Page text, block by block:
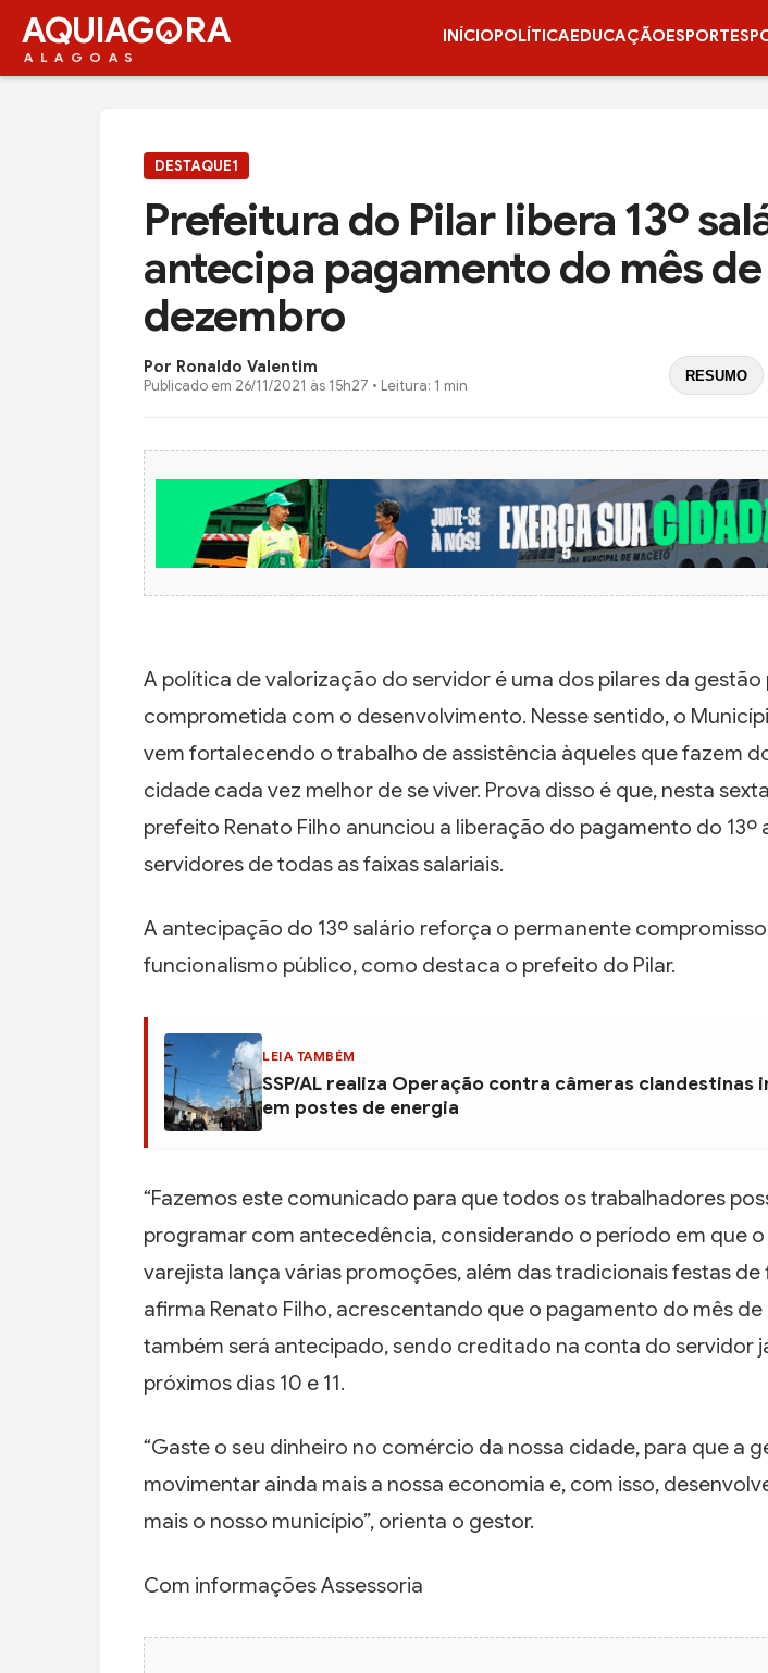
AQUIAG RA
ALAGOAS
INÍCIOPOLÍTICAEDUCAÇÃOESPORTES
DESTAQUE1
Prefeitura do Pilar libera 13º
antecipa pagamento do mês de
dezembro
Por Ronaldo Valentim
Publicado em 26/11/2021 às 15h27 • Leitura: 1 min
RESUMO
A política de valorização do servidor é uma dos pilares da gestão
comprometida com o desenvolvimento. Nesse sentido, o
vem fortalecendo o trabalho de assistência àqueles que fazem
cidade cada vez melhor de se viver. Prova disso é que, nesta
prefeito Renato Filho anunciou a liberação do pagamento do 13º
servidores de todas as faixas salariais.
A antecipação do 13º salário reforça o permanente
funcionalismo público, como destaca o prefeito do Pilar.
LEIA TAMBÉM
SSP/AL realiza Operação contra câmeras clandestinas
em postes de energia
“Fazemos este comunicado para que todos os trabalhadores
programar com antecedência, considerando o período em que
varejista lança várias promoções, além das tradicionais festas de
afirma Renato Filho, acrescentando que o pagamento do mês
também será antecipado, sendo creditado na conta do servidor
próximos dias 10 e 11.
“Gaste o seu dinheiro no comércio da nossa cidade, para que a
movimentar ainda mais a nossa economia e, com isso,
mais o nosso município”, orienta o gestor.
Com informações Assessoria